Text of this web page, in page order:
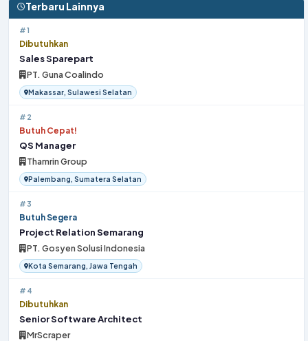
Terbaru Lainnya
#1
Dibutuhkan
Sales Sparepart
PT. Guna Coalindo
Makassar, Sulawesi Selatan
#2
Butuh Cepat!
QS Manager
Thamrin Group
Palembang, Sumatera Selatan
#3
Butuh Segera
Project Relation Semarang
PT. Gosyen Solusi Indonesia
Kota Semarang, Jawa Tengah
#4
Dibutuhkan
Senior Software Architect
MrScraper